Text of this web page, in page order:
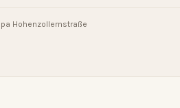
Hohenzollernstraße